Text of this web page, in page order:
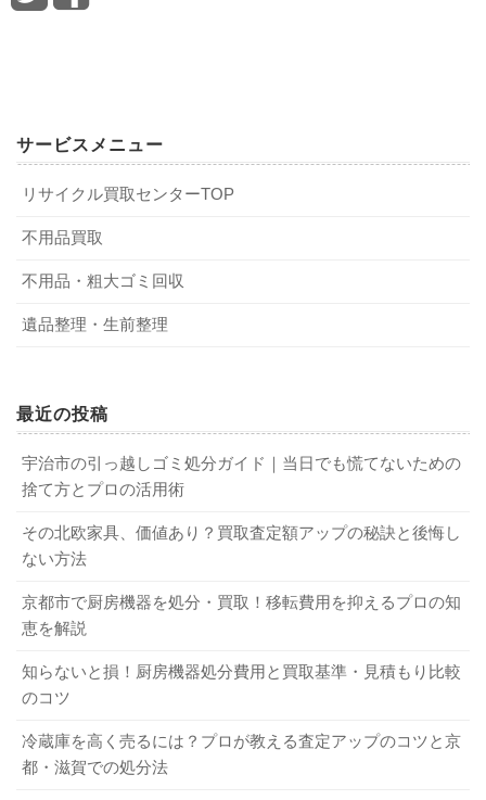
ては燃えないゴミとして捨てることができるものもありま
す。市指定のゴミ袋に入るサイズであれば燃えないゴミの
燃えないゴミの日は月に1～2回しかない自治体も多いので
事前に確認しておくとよいでしょう。
指定のゴミ袋に入らないサイズの家電は、粗大ゴミとして
出す必要があります。ただし、粗大ゴミに分類される家電
のサイズや出し方のルールなどは自治体によって異なるた
め、必ず事前に確認しておきましょう。
1-3．家電リサイクル法対象品目
テレビ・冷蔵庫・洗濯機・エアコンは家電リサイクル法の
はできません。リサイクル料金を支払って家電リサイクル
る
家電の処分は適正な方法でおこなわないと不法投棄にな
り、罰則が科せられます。特に、家電リサイクル法の対象
になるため、勝手にゴミ集積所には置かないようにしまし
ょう。
パソコンやスマホ・タブレットなどの家電を処分する際
は、必ず事前にデータを消去しておきましょう。そのまま
処分すると個人情報などの重要なデータが流出し、第三者
によって悪用されてしまう可能性もあります。自分だけで
れもあるため、確実に消去してから処分しましょう。
3-3．不用品回収業者選びは慎重に
家電の処分を不用品回収業者に依頼する場合、業者選びは
メリットを教えてください。
A．申し込みや粗大ゴミ処理券の購入に手間がかかること、
自分が希望するタイミングで回収に来てもらえないことな
Q．家電の平均寿命は何年ぐらいでしょうか？
家電は3～5年程度の場合が多いです。
がありますか？
A．豊富な実績があるか・料金体系が明確か・廃棄物収集運
搬業や古物商の許可を受けているかなどをチェックしまし
ょう。
Q．不用品回収業者を利用する際の流れを教えてください。
A．まずは無料見積もりを依頼し、その内容に納得できたら
自宅まで出張見積もりに来てもらいます。出張見積もりの
内容で問題がなければ正式に依頼し、不用品の回収作業開
Q．不要になった家電をネットオークションで売ることはで
きますか？
A．はい。出品価格を自分で設定できるのでうまくいけば高
サービスメニュー
リサイクル買取センターTOP
不用品買取
不用品・粗大ゴミ回収
遺品整理・生前整理
最近の投稿
宇治市の引っ越しゴミ処分ガイド｜当日でも慌てないための
捨て方とプロの活用術
その北欧家具、価値あり？買取査定額アップの秘訣と後悔し
ない方法
京都市で厨房機器を処分・買取！移転費用を抑えるプロの知
恵を解説
知らないと損！厨房機器処分費用と買取基準・見積もり比較
のコツ
冷蔵庫を高く売るには？プロが教える査定アップのコツと京
都・滋賀での処分法